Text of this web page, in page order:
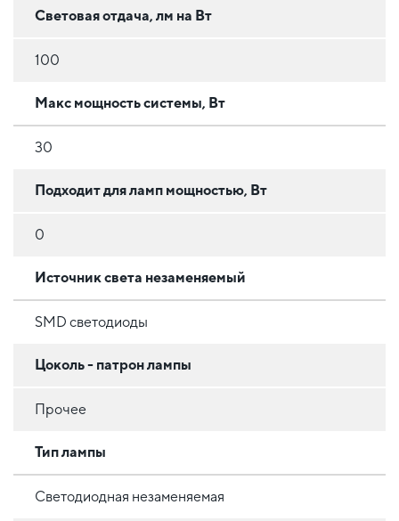
Световая отдача, лм на Вт
100
Макс мощность системы, Вт
30
Подходит для ламп мощностью, Вт
0
Источник света незаменяемый
SMD светодиоды
Цоколь - патрон лампы
Прочее
Тип лампы
Светодиодная незаменяемая